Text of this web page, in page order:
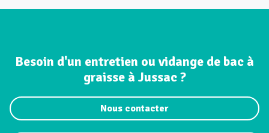
Besoin d'un entretien ou vidange de bac à
graisse à Jussac ?
Nous contacter